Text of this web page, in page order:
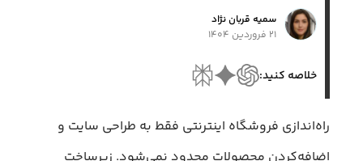
سمیه قربان نژاد
۲۱ فروردین ۱۴۰۴
خلاصه کنید:
راه‌اندازی فروشگاه اینترنتی فقط به طراحی سایت و